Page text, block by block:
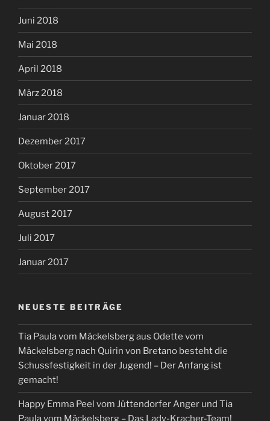
Juni 2018
Mai 2018
April 2018
März 2018
Januar 2018
Dezember 2017
Oktober 2017
September 2017
August 2017
Juli 2017
Januar 2017
NEUESTE BEITRÄGE
Tia Paula vom Mäckelsberg aus Odette vom
Mäckelsberg nach Quirin von Bretano besteht die
Schussfestigkeit in der Jugend! – Der Anfang ist
gemacht!
Happy Emma Peel vom Jüttendorfer Anger und Tia
Paula vom Mäckelsberg – Das Lady-Kracher-Team!